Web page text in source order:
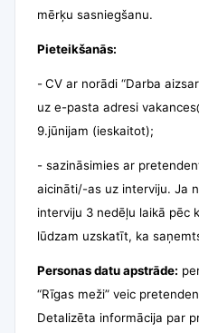
mērķu sasniegšanu.
Pieteikšanās:
-CV ar norādi “Darba
uz e-pasta adresi
9.jūnijam (ieskaitot);
- sazināsimies ar
aicināti/-as uz interviju. Ja
interviju 3 nedēļu laikā pēc
lūdzam uzskatīt, ka
Personas datu apstrāde:
“Rīgas meži” veic
Detalizēta informācija par